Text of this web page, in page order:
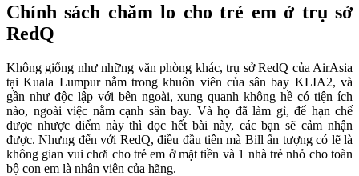
Chính sách chăm lo cho trẻ em ở trụ sở
RedQ
Không giống như những văn phòng khác, trụ sở RedQ của AirAsia
tại Kuala Lumpur nằm trong khuôn viên của sân bay KLIA2, và
gần như độc lập với bên ngoài, xung quanh không hề có tiện ích
nào, ngoài việc nằm cạnh sân bay. Và họ đã làm gì, để hạn chế
được nhược điểm này thì đọc hết bài này, các bạn sẽ cảm nhận
được. Nhưng đến với RedQ, điều đầu tiên mà Bill ấn tượng có lẽ là
không gian vui chơi cho trẻ em ở mặt tiền và 1 nhà trẻ nhỏ cho toàn
bộ con em là nhân viên của hãng.